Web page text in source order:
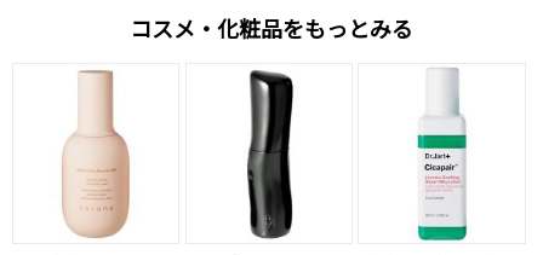
コスメ・化粧品をもっとみる